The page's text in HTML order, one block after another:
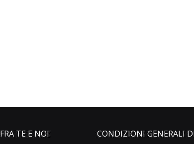
FRA TE E NOI CONDIZIONI GENERALI